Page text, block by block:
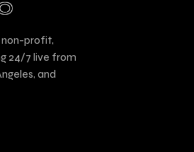
non-profit,
24/7 live from
and